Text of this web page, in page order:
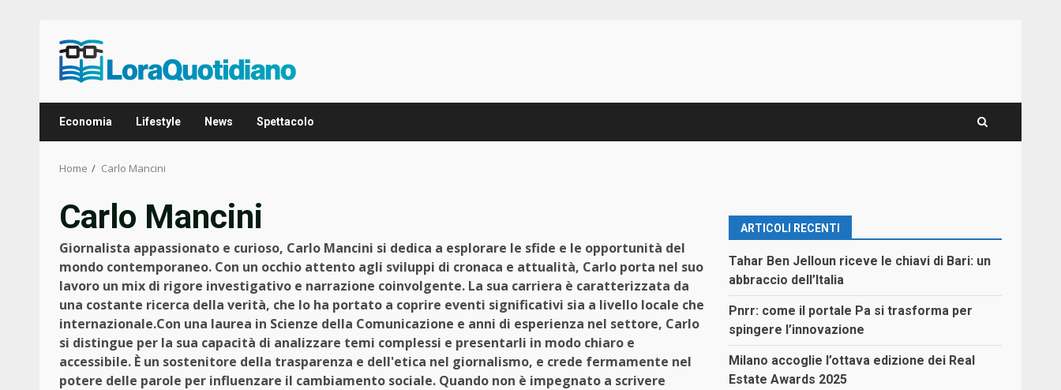
content
Economia Lifestyle News Spettacolo
Home Carlo Mancini
Carlo Mancini
Giornalista appassionato e curioso, Carlo Mancini si dedica a esplorare le sfide e le opportunità del
mondo contemporaneo. Con un occhio attento agli sviluppi di cronaca e attualità, Carlo porta nel suo
lavoro un mix di rigore investigativo e narrazione coinvolgente. La sua carriera è caratterizzata da
una costante ricerca della verità, che lo ha portato a coprire eventi significativi sia a livello locale che
internazionale.Con una laurea in Scienze della Comunicazione e anni di esperienza nel settore, Carlo
si distingue per la sua capacità di analizzare temi complessi e presentarli in modo chiaro e
accessibile. È un sostenitore della trasparenza e dell'etica nel giornalismo, e crede fermamente nel
potere delle parole per influenzare il cambiamento sociale. Quando non è impegnato a scrivere
ARTICOLI RECENTI
Tahar Ben Jelloun riceve le chiavi di Bari: un
abbraccio dell’Italia
Pnrr: come il portale Pa si trasforma per
spingere l’innovazione
Milano accoglie l’ottava edizione dei Real
Estate Awards 2025